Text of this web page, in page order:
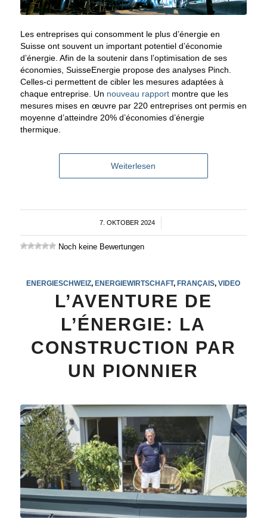
Les entreprises qui consomment le plus d’énergie en
Suisse ont souvent un important potentiel d’économie
d’énergie. Afin de la soutenir dans l’optimisation de ses
économies, SuisseEnergie propose des analyses Pinch.
Celles-ci permettent de cibler les mesures adaptées à
chaque entreprise. Un nouveau rapportmontre que les
mesures mises en œuvre par 220 entreprises ont permis en
moyenne d’atteindre 20% d’économies d’énergie
thermique.
Weiterlesen
7. OKTOBER 2024
/
Noch keine Bewertungen
ENERGIESCHWEIZ ,ENERGIEWIRTSCHAFT,FRANÇAIS ,VIDEO
L’AVENTURE DE
L’ÉNERGIE: LA
CONSTRUCTION PAR
UN PIONNIER